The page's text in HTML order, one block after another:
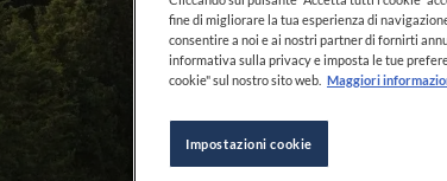
fine di migliorare la tua esperienza di
consentire a noi e ai nostri partner di fornirti
informativa sulla privacy e imposta le tue
cookie" sul nostro sito web. Maggiori
Impostazioni cookie